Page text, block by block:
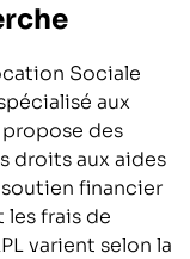
Sociale
aux
propose des
droits aux aides
financier
frais de
varient selon la